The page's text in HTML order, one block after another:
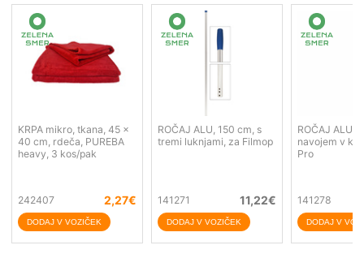
KRPA mikro, tkana, 45 x
40 cm, rdeča, PUREBA
heavy, 3 kos/pak
242407 2,27€
ROČAJ ALU, 150 cm, s
tremi luknjami, za Filmop
141271 11,22€
ROČAJ ALU,
navojem v
Pro
141278